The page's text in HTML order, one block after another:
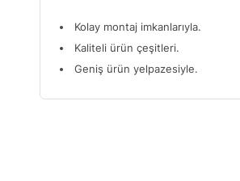
Kolay montaj imkanlarıyla.
Kaliteli ürün çeşitleri.
Geniş ürün yelpazesiyle.